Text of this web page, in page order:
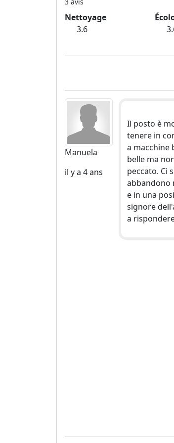
Sur demande : Service de
3 avis
Nettoyage
3.6
Manuela
il y a 4 ans
Il posto è
tenere in
a macchine
belle ma
peccato. Ci
abbandono
e in una
signore
a